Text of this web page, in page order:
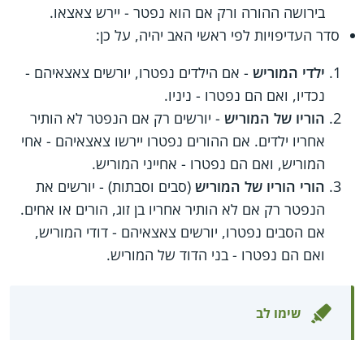
בירושה ההורה ורק אם הוא נפטר - יירש צאצאו.
סדר העדיפויות לפי ראשי האב יהיה, על כן:
ילדי המוריש - אם הילדים נפטרו, יורשים צאצאיהם -
נכדיו, ואם הם נפטרו - ניניו.
הוריו של המוריש - יורשים רק אם הנפטר לא הותיר
אחריו ילדים. אם ההורים נפטרו יירשו צאצאיהם - אחי
המוריש, ואם הם נפטרו - אחייני המוריש.
הורי הוריו של המוריש (סבים וסבתות) - יורשים את
הנפטר רק אם לא הותיר אחריו בן זוג, הורים או אחים.
אם הסבים נפטרו, יורשים צאצאיהם - דודי המוריש,
ואם הם נפטרו - בני הדוד של המוריש.
שימו לב